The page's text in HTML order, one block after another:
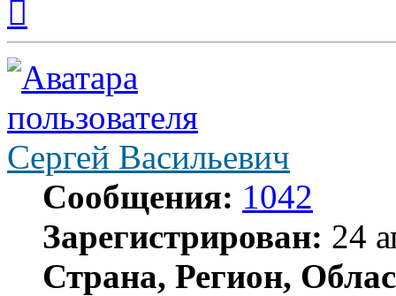
началу
Сергей Васильевич
Сообщения: 1042
Зарегистрирован: 24
Страна, Регион,